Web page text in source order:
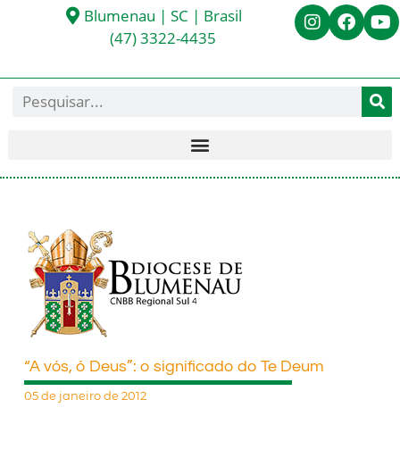
Blumenau | SC | Brasil
(47) 3322-4435
“A vós, ó Deus”: o significado do Te Deum
05 de janeiro de 2012